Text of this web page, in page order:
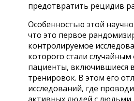
предотвратить рецидив
Особенностью этой
что это первое
контролируемое
которого стали
пациенты, включившиеся
тренировок. В этом его
исследований, где